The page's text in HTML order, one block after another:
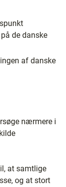
de danske
af danske
nærmere i
at samtlige
og at stort